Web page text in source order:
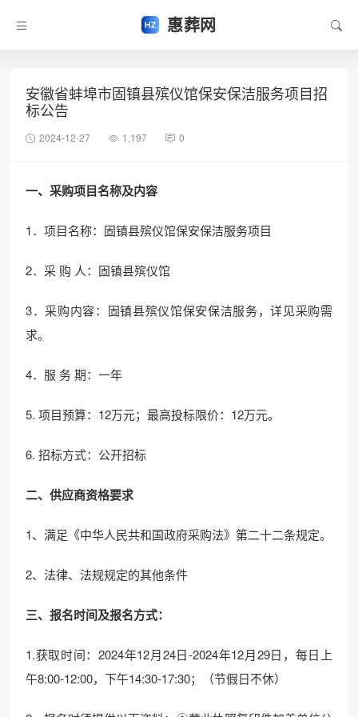
惠葬网
安徽省蚌埠市固镇县殡仪馆保安保洁服务项目招
标公告
2024-12-27 1,197 0
一、 采购项目名称及内容
1．项目名称：固镇县殡仪馆保安保洁服务项目
2．采 购 人：固镇县殡仪馆
3．采购内容：固镇县殡仪馆保安保洁服务，详见采购需
求。
4．服 务 期：一年
5. 项目预算：12万元；最高投标限价：12万元。
6. 招标方式：公开招标
二、供应商资格要求
1、满足《中华人民共和国政府采购法》第二十二条规定。
2、法律、法规规定的其他条件
三、 报名时间及报名方式：
1.获取时间：2024年12月24日-2024年12月29日，每日上
午8:00-12:00，下午14:30-17:30；（节假日不休）